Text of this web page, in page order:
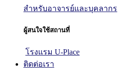
สำหรับอาจารย์และบุคลากร
ผู้สนใจใช้สถานที่
โรงแรม U-Place
ติดต่อเรา